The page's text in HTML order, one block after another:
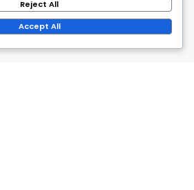
Reject All
Accept All